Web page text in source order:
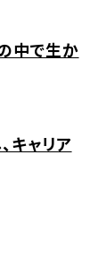
中で生か
キャリア